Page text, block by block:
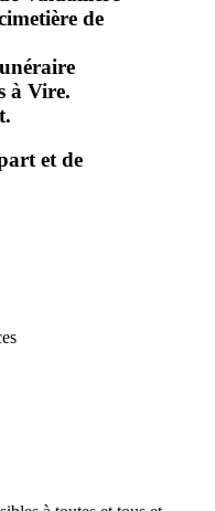
de
à Vire.
et de